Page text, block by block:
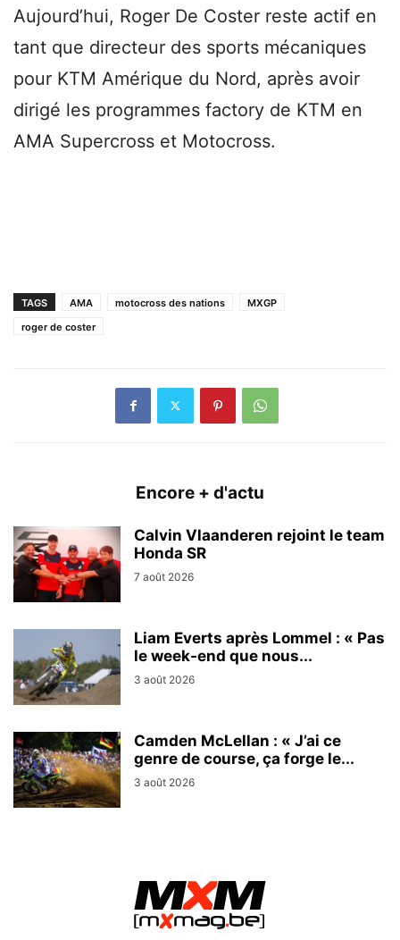
Aujourd’hui, Roger De Coster reste actif en
tant que directeur des sports mécaniques
pour KTM Amérique du Nord, après avoir
dirigé les programmes factory de KTM en
AMA Supercross et Motocross.
TAGS AMA motocross des nations
MXGP
roger de coster
Encore + d'actu
Calvin Vlaanderen rejoint le team
Honda SR
7 août 2026
Liam Everts après Lommel : « Pas
le week-end que nous...
3 août 2026
Camden McLellan : « J’ai ce
genre de course, ça forge le...
3 août 2026